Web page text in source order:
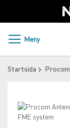
to
Content
PRODUKTER
Meny
Startsida
Skip
to